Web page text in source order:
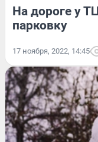
На дороге у
парковку
17 ноября, 2022, 14:45